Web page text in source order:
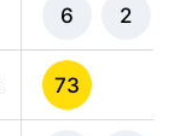
6 2
73